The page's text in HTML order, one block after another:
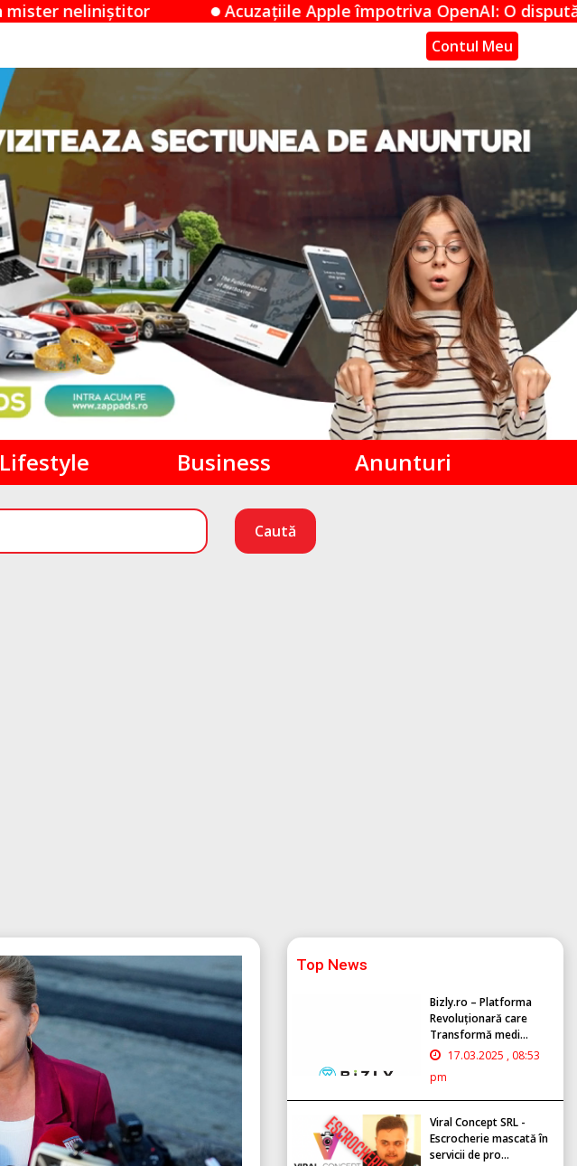
Acuzațiile Apple împotriva OpenAI: O dispută de secrete comerciale
Contul Meu
Lifestyle Business Anunturi
Caută
Top News
Bizly.ro – Platforma
Revoluționară care
Transformă medi...
17.03.2025 , 08:53
pm
Viral Concept SRL -
Escrocherie mascată în
servicii de pro...